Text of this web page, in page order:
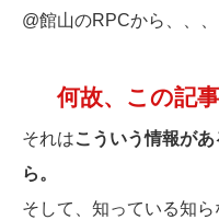
@館山のRPCから、、、
何故、この記
それはこういう情報が
ら。
そして、知っている知